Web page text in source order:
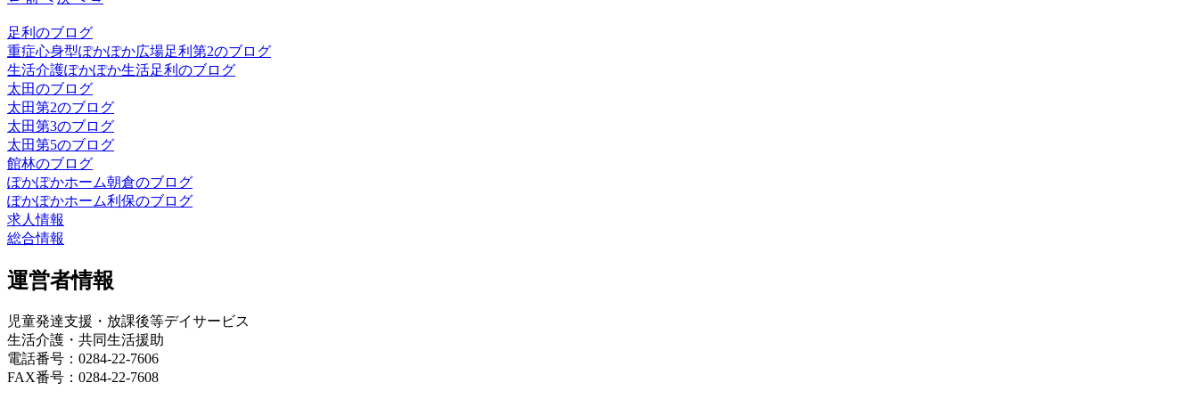
足利のブログ
重症心身型ぽかぽか広場足利第2のブログ
生活介護ぽかぽか生活足利のブログ
太田のブログ
太田第2のブログ
太田第3のブログ
太田第5のブログ
館林のブログ
ぽかぽかホーム朝倉のブログ
ぽかぽかホーム利保のブログ
求人情報
総合情報
運営者情報
児童発達支援・放課後等デイサービス
生活介護・共同生活援助
電話番号：0284-22-7606
FAX番号：0284-22-7608